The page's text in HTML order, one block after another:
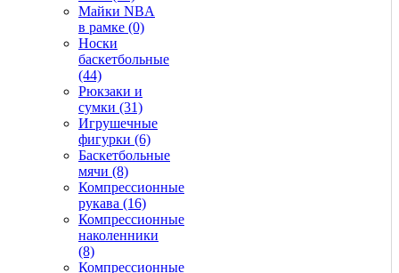
Майки NBA
в рамке (0)
Носки
баскетбольные
(44)
Рюкзаки и
сумки (31)
Игрушечные
фигурки (6)
Баскетбольные
мячи (8)
Компрессионные
рукава (16)
Компрессионные
наколенники
(8)
Компрессионные